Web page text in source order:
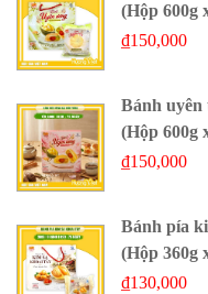
(Hộp 600g
₫150,000
Bánh uyên
(Hộp 600g
₫150,000
Bánh pía
(Hộp 360g
₫130,000